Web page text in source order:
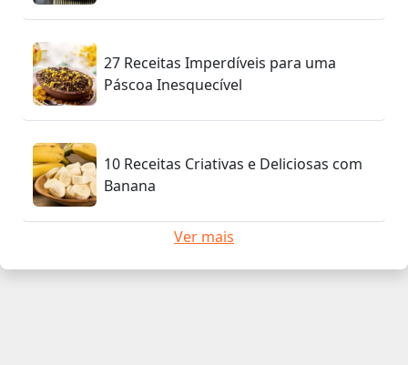
27 Receitas Imperdíveis para uma
Páscoa Inesquecível
10 Receitas Criativas e Deliciosas com
Banana
Ver mais